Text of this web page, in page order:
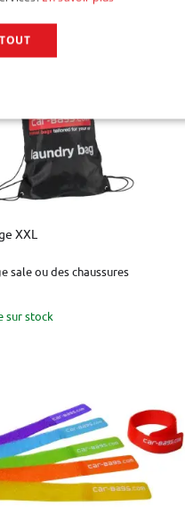
XXL
sale ou des chaussures
sur stock